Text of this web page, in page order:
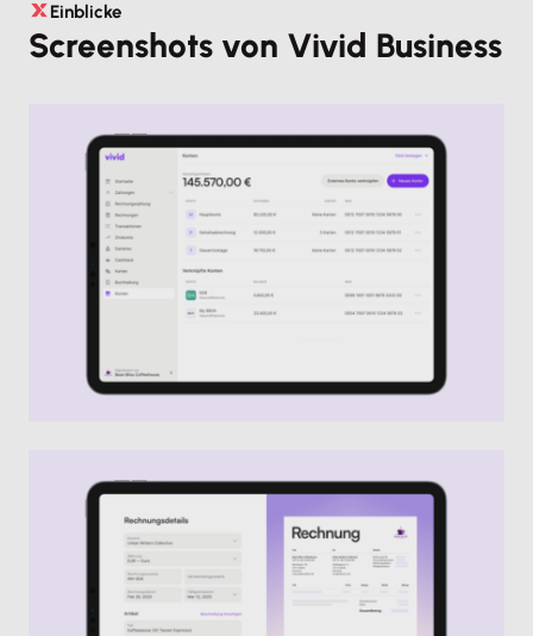
Einblicke
Screenshots von Vivid Business